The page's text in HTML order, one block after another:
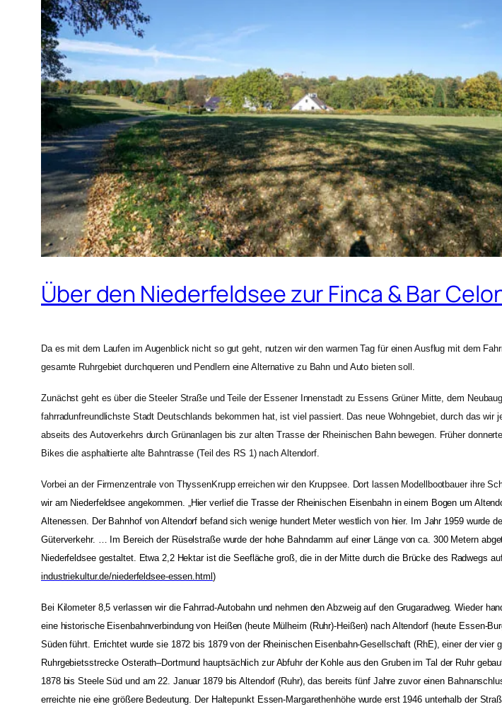
Über den Niederfeldsee zur Finca & Bar
Da es mit dem Laufen im Augenblick nicht so gut geht, nutzen wir den warmen Tag für einen Ausflug mit dem
gesamte Ruhrgebiet durchqueren und Pendlern eine Alternative zu Bahn und Auto bieten soll.
Zunächst geht es über die Steeler Straße und Teile der Essener Innenstadt zu Essens Grüner Mitte, dem
fahrradunfreundlichste Stadt Deutschlands bekommen hat, ist viel passiert. Das neue Wohngebiet, durch das
abseits des Autoverkehrs durch Grünanlagen bis zur alten Trasse der Rheinischen Bahn bewegen. Früher
Bikes die asphaltierte alte Bahntrasse (Teil des RS 1) nach Altendorf.
Vorbei an der Firmenzentrale von ThyssenKrupp erreichen wir den Kruppsee. Dort lassen Modellbootbauer ihre
wir am Niederfeldsee angekommen. „ Hier verlief die Trasse der Rheinischen Eisenbahn in einem Bogen um
Altenessen. Der Bahnhof von Altendorf befand sich wenige hundert Meter westlich von hier. Im Jahr 1959 wurde
Güterverkehr. … Im Bereich der Rüselstraße wurde der hohe Bahndamm auf einer Länge von ca. 300 Metern
Niederfeldsee gestaltet. Etwa 2,2 Hektar ist die Seefläche groß, die in der Mitte durch die Brücke des Radwegs
industriekultur.de/niederfeldsee-essen.html)
Bei Kilometer 8,5 verlassen wir die Fahrrad-Autobahn und nehmen den Abzweig auf den Grugaradweg. Wieder
eine historische Eisenbahnverbindung von Heißen(heute Mülheim (Ruhr)-Heißen) nach Altendorf (heute Essen-
Süden führt. Errichtet wurde sie 1872 bis 1879 von der Rheinischen Eisenbahn-Gesellschaft(RhE), einer der vier
Ruhrgebietsstrecke Osterath–Dortmund hauptsächlich zur Abfuhr der Kohle aus den Gruben im Tal der Ruhr
1878 bis Steele Süd und am 22. Januar 1879 bis Altendorf (Ruhr), das bereits fünf Jahre zuvor einen
erreichte nie eine größere Bedeutung. Der Haltepunkt Essen-Margarethenhöhe wurde erst 1946 unterhalb der